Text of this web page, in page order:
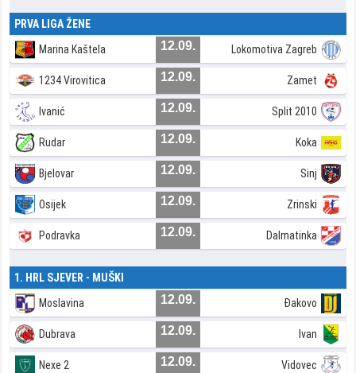
PRVA LIGA ŽENE
Marina Kaštela 12.09. Lokomotiva Zagreb
1234 Virovitica 12.09. Zamet
Ivanić 12.09. Split 2010
Rudar 12.09. Koka
Bjelovar 12.09. Sinj
Osijek 12.09. Zrinski
Podravka 12.09. Dalmatinka
1. HRL SJEVER - MUŠKI
Moslavina 12.09. Đakovo
Dubrava 12.09. Ivan
Nexe 2 12.09. Vidovec